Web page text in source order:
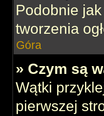
Podobnie
tworzenia
Góra
» Czym są
Wątki
pierwszej